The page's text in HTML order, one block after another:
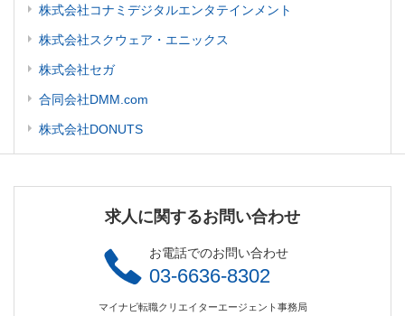
株式会社コナミデジタルエンタテインメント
株式会社スクウェア・エニックス
株式会社セガ
合同会社DMM.com
株式会社DONUTS
求人に関するお問い合わせ
お電話でのお問い合わせ
03-6636-8302
マイナビ転職クリエイターエージェント事務局